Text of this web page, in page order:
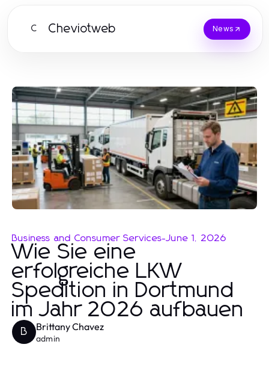
C Cheviotweb News
Business and Consumer Services-June 1, 2026
Wie Sie eine
erfolgreiche LKW
Spedition in Dortmund
im Jahr 2026 aufbauen
B Brittany Chavez
admin